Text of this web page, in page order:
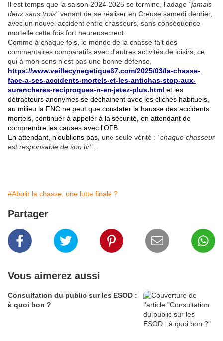
Il est temps que la saison 2024-2025 se termine, l'adage "jamais
deux sans trois"venant de se réaliser en Creuse samedi dernier,
avec un nouvel accident entre chasseurs, sans conséquence
mortelle cette fois fort heureusement.
Comme à chaque fois, le monde de la chasse fait des
commentaires comparatifs avec d'autres activités de loisirs, ce
qui à mon sens n'est pas une bonne défense,
https://www.veillecynegetique67.com/2025/03/la-chasse-
face-a-ses-accidents-mortels-et-les-antichas-stop-aux-
surencheres-reciproques-n-en-jetez-plus.html et les
détracteurs anonymes se déchaînent avec les clichés habituels,
au milieu la FNC ne peut que constater la hausse des accidents
mortels, continuer à appeler à la sécurité, en attendant de
comprendre les causes avec l'OFB.
En attendant, n'oublions pas, une seule vérité : "chaque chasseur
est responsable de son tir".
#Abolir la chasse, une lutte finale ?
Partager
Vous aimerez aussi
Consultation du public sur les ESOD :
à quoi bon ?